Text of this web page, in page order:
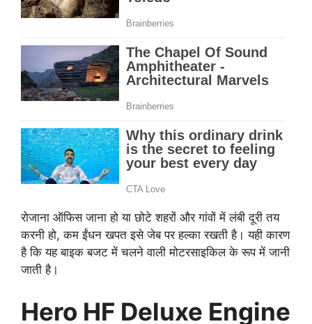
रोजाना ऑफिस जाना हो या छोटे शहरों और गांवों में लंबी दूरी तय
करनी हो, कम ईंधन खपत इसे जेब पर हल्का रखती है। यही कारण
है कि यह बाइक बजट में चलने वाली मोटरसाइकिल के रूप में जानी
जाती है।
Hero HF Deluxe Engine